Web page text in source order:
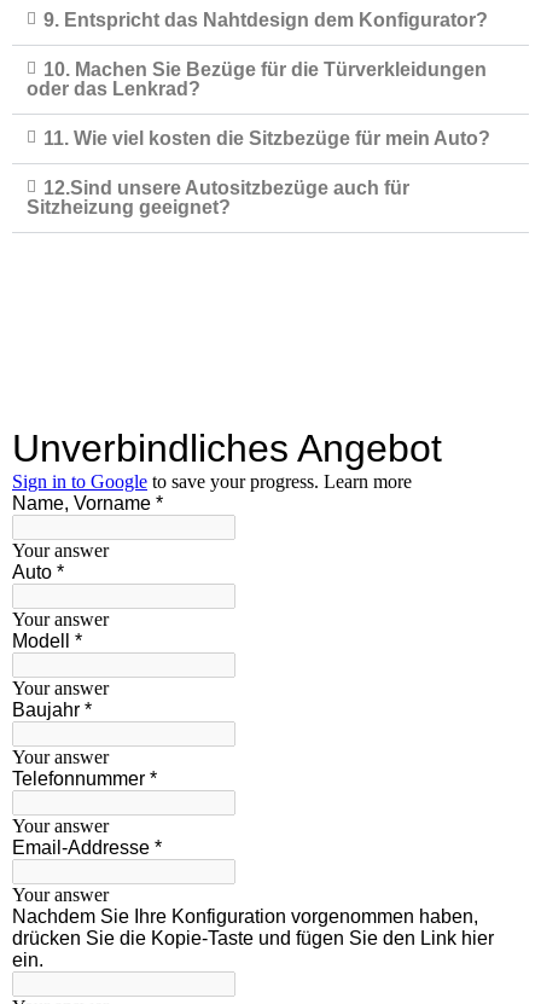
9. Entspricht das Nahtdesign dem Konfigurator?
10. Machen Sie Bezüge für die Türverkleidungen
oder das Lenkrad?
11. Wie viel kosten die Sitzbezüge für mein Auto?
12.Sind unsere Autositzbezüge auch für
Sitzheizung geeignet?